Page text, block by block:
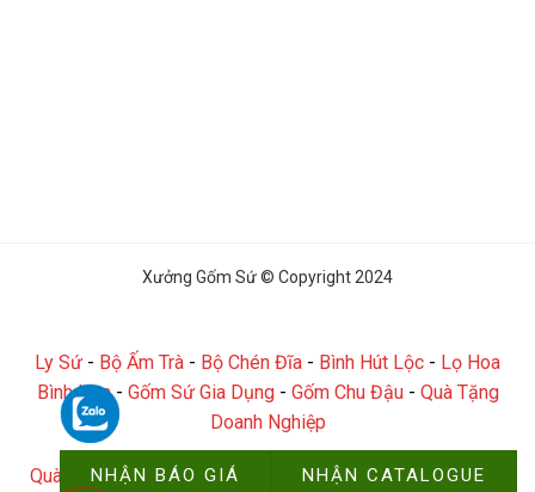
Xưởng Gốm Sứ © Copyright 2024
Ly Sứ - Bộ Ấm Trà - Bộ Chén Đĩa - Bình Hút Lộc - Lọ Hoa
Bình Hoa- Gốm Sứ Gia Dụng- Gốm Chu Đậu- Quà Tặng
Doanh Nghiệp
Quà Tặng Đại Hội-Quà Tặng Công Đoàn -Quà Tặng Công
NHẬN BÁO GIÁ NHẬN CATALOGUE